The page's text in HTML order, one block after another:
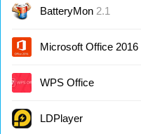
BatteryMon 2.1
Microsoft Office 2016
(16.0
WPS Office
LDPlayer